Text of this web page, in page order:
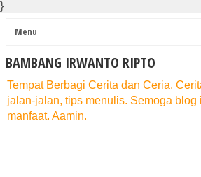
}
BAMBANG IRWANTO RIPTO
Tempat Berbagi Cerita dan Ceria.
jalan-jalan, tips menulis. Semoga blog
manfaat. Aamin.